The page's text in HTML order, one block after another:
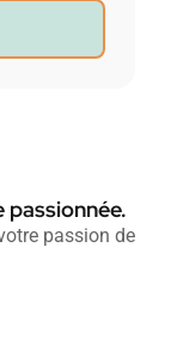
passionnée.
passion de